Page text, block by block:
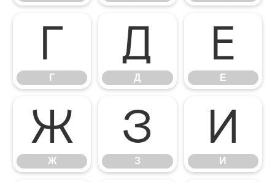
Г
Г
Д
Д
Е
Е
Ж
Ж
З
З
И
И